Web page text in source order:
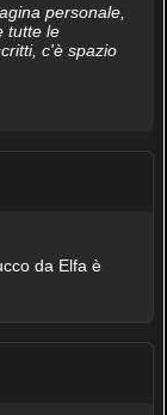
personale,
tutte le
c'è spazio
da Elfa è